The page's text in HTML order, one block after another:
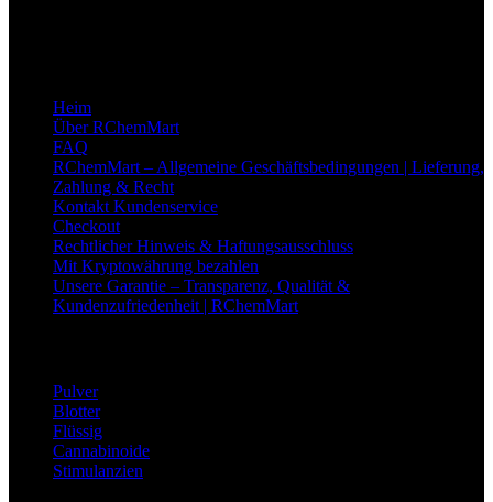
Heim
Über RChemMart
FAQ
RChemMart – Allgemeine Geschäftsbedingungen | Lieferung,
Zahlung & Recht
Kontakt Kundenservice
Checkout
Rechtlicher Hinweis & Haftungsausschluss
Mit Kryptowährung bezahlen
Unsere Garantie – Transparenz, Qualität &
Kundenzufriedenheit | RChemMart
Pulver
Blotter
Flüssig
Cannabinoide
Stimulanzien